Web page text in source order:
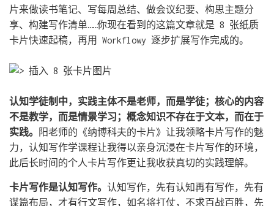
片来做读书笔记、写每周总结、做会议纪要、构思主题分
享、构建写作清单……你现在看到的这篇文章就是 8 张纸质
卡片快速起稿，再用 Workflowy 逐步扩展写作完成的。
认知学徒制中，实践主体不是老师，而是学徒；核心的内容
不是教学，而是情景学习；概念知识不存在于文本，而在于
实践。
阳老师的《纳博科夫的卡片》让我领略卡片写作的魅
力，认知写作学课程让我得以亲身沉浸在卡片写作的环境，
此后长时间的个人卡片写作更让我收获真切的实践理解。
卡片写作是认知写作。 认知写作，先有认知再有写作，先有
谋篇布局，才有行文写作，如名将打仗，不求百战百胜，先